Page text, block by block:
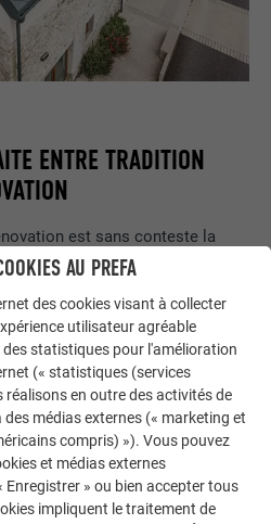
ENTRE TRADITION
est sans conteste la
degrands losanges de
des toitures métalliques tout
et durable. « Les matériaux
au bâtiment une harmonie
Clet, responsable des travaux
parfaitement au mur
climatiques
représentéun défi particulier en
AU PREFA
des cookies visant à collecter
utilisateur agréable
statistiques pour l'amélioration
(« statistiques (services
en outre des activités de
médias externes (« marketing et
compris) »). Vous pouvez
et médias externes
» ou bien accepter tous
impliquent le traitement de